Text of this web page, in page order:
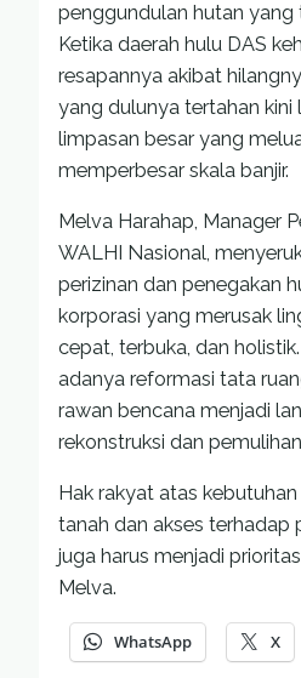
penggundulan hutan yang
Ketika daerah hulu DAS
resapannya akibat
yang dulunya tertahan kini
limpasan besar yang
memperbesar skala banjir.
Melva Harahap, Manager
WALHI Nasional,
perizinan dan penegakan
korporasi yang merusak
cepat, terbuka, dan
adanya reformasi tata
rawan bencana menjadi
rekonstruksi dan
Hak rakyat atas kebutuhan
tanah dan akses terhadap
juga harus menjadi
Melva.
WhatsApp X